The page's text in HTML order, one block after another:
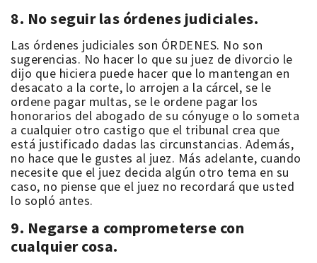
8. No seguir las órdenes judiciales.
Las órdenes judiciales son ÓRDENES. No son
sugerencias. No hacer lo que su juez de divorcio le
dijo que hiciera puede hacer que lo mantengan en
desacato a la corte, lo arrojen a la cárcel, se le
ordene pagar multas, se le ordene pagar los
honorarios del abogado de su cónyuge o lo someta
a cualquier otro castigo que el tribunal crea que
está justificado dadas las circunstancias. Además,
no hace que le gustes al juez. Más adelante, cuando
necesite que el juez decida algún otro tema en su
caso, no piense que el juez no recordará que usted
lo sopló antes.
9. Negarse a comprometerse con
cualquier cosa.